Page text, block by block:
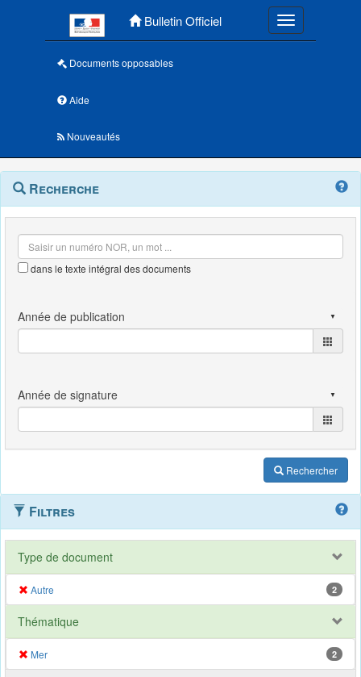
Bulletin Officiel Toggle
Documents opposables
Aide
Nouveautés
Navigation
outils
Menu
contextuel
Recherche
dans le texte intégral des documents
Rechercher
Filtres
Type de document
Autre 2
Thématique
Mer 2